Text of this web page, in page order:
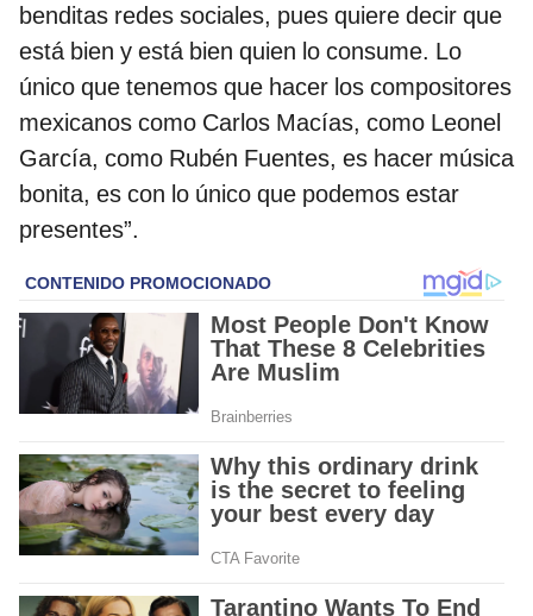
benditas redes sociales, pues quiere decir que
está bien y está bien quien lo consume. Lo
único que tenemos que hacer los compositores
mexicanos como Carlos Macías, como Leonel
García, como Rubén Fuentes, es hacer música
bonita, es con lo único que podemos estar
presentes”.